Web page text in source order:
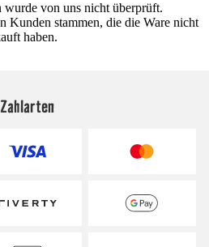
von uns nicht überprüft.
Kunden stammen, die die Ware nicht
haben.
Zahlarten